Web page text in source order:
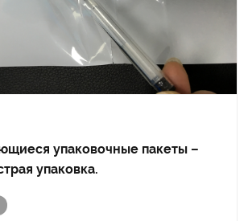
упаковочные пакеты –
упаковка.